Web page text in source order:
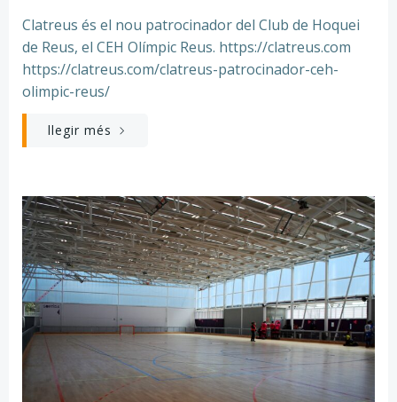
Clatreus és el nou patrocinador del Club de Hoquei
de Reus, el CEH Olímpic Reus. https://clatreus.com
https://clatreus.com/clatreus-patrocinador-ceh-
olimpic-reus/
llegir més